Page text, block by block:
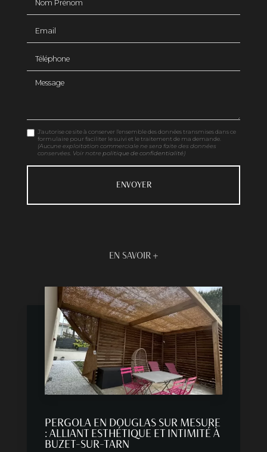
Message
J'autorise ce site à conserver l'ensemble des données transmises dans ce
formulaire pour faciliter le suivi et le traitement de ma demande.
(Aucune exploitation commerciale ne sera faite des données
conservées. Voir notre politique de confidentialité)
EN SAVOIR +
PERGOLA EN DOUGLAS SUR MESURE
: ALLIANT ESTHÉTIQUE ET INTIMITÉ À
BUZET-SUR-TARN